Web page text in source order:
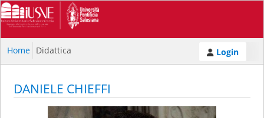
Home Didattica Login
DANIELE CHIEFFI